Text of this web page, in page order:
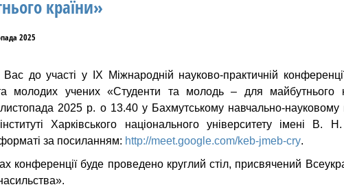
країни»
2025
до участі у IX Міжнародній науково-практичній
молодих учених «Студенти та молодь – для майбутнього
2025 р. о 13.40у Бахмутському навчально-науковому
Харківського національного університету імені В.
за посиланням: http://meet.google.com/keb-jmeb-cry.
конференції буде проведено круглий стіл, присвячений